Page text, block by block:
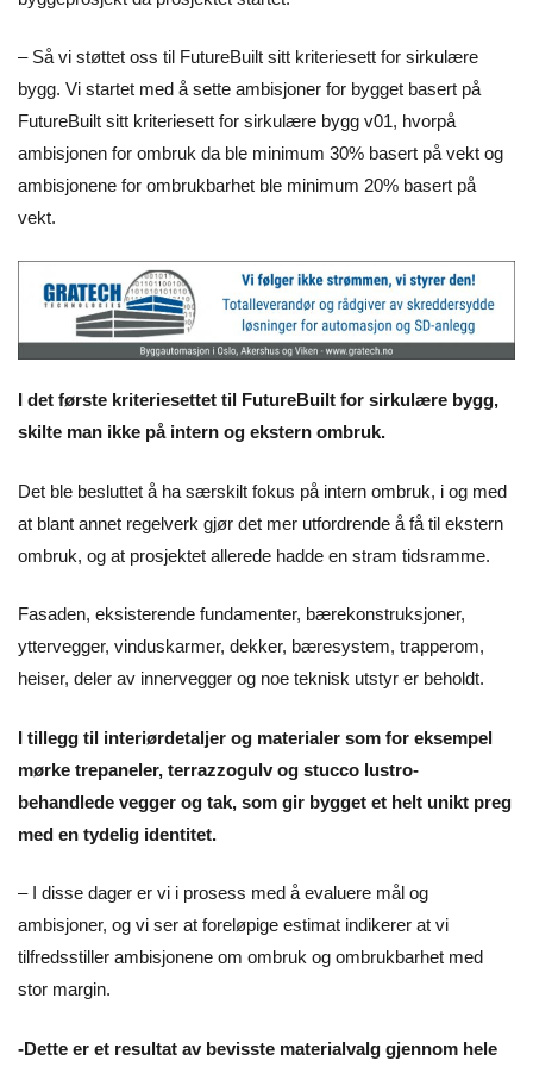
– Så vi støttet oss til FutureBuilt sitt kriteriesett for sirkulære
bygg. Vi startet med å sette ambisjoner for bygget basert på
FutureBuilt sitt kriteriesett for sirkulære bygg v01, hvorpå
ambisjonen for ombruk da ble minimum 30% basert på vekt og
ambisjonene for ombrukbarhet ble minimum 20% basert på
vekt.
I det første kriteriesettet til FutureBuilt for sirkulære bygg,
skilte man ikke på intern og ekstern ombruk.
Det ble besluttet å ha særskilt fokus på intern ombruk, i og med
at blant annet regelverk gjør det mer utfordrende å få til ekstern
ombruk, og at prosjektet allerede hadde en stram tidsramme.
Fasaden, eksisterende fundamenter, bærekonstruksjoner,
yttervegger, vinduskarmer, dekker, bæresystem, trapperom,
heiser, deler av innervegger og noe teknisk utstyr er beholdt.
I tillegg til interiørdetaljer og materialer som for eksempel
mørke trepaneler, terrazzogulv og stucco lustro-
behandlede vegger og tak, som gir bygget et helt unikt preg
med en tydelig identitet.
– I disse dager er vi i prosess med å evaluere mål og
ambisjoner, og vi ser at foreløpige estimat indikerer at vi
tilfredsstiller ambisjonene om ombruk og ombrukbarhet med
stor margin.
-Dette er et resultat av bevisste materialvalg gjennom hele